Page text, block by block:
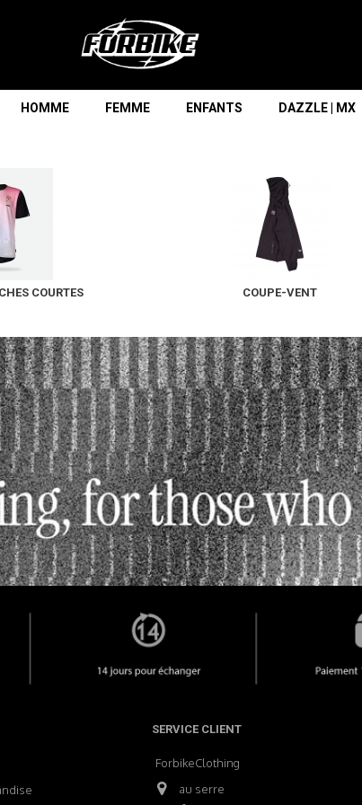
ipsum dolor sit amet
dolor sit amet, consectetur adipisicing elit, sed do
tempor incididunt ut labore et dolore magna aliqua. Ut
HOMME FEMME ENFANTS DAZZLE | MX
COURTES COUPE-VENT
SERVICE CLIENT
ForbikeClothing
au serre